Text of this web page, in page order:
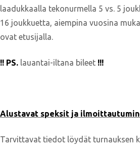
laadukkaalla tekonurmella 5 vs. 5
16 joukkuetta, aiempina vuosina
ovat etusijalla.
!! PS. lauantai-iltana bileet !!!
Alustavat speksit ja
Tarvittavat tiedot löydät turnauksen